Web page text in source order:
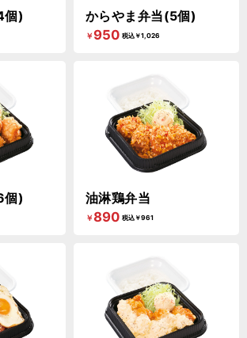
個) からやま弁当(5個)
￥ 950 税込￥1,026
個) 油淋鶏弁当
￥890 税込￥961